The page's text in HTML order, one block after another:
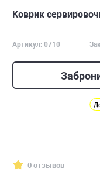
Коврик
Артикул: 0710
0 отзывов